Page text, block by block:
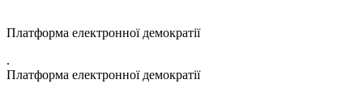
Платформа електронної демократії
.
Платформа електронної демократії